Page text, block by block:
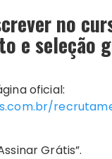
no
e seleção
oficial:
Grátis”.